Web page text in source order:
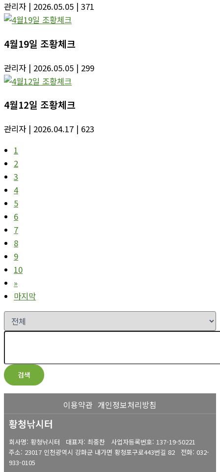
관리자 | 2026.05.05 | 371
4월19일 조황체크
관리자 | 2026.05.05 | 299
4월12일 조황체크
관리자 | 2026.04.17 | 623
1
2
3
4
5
6
7
8
9
10
»
마지막
검색
이용약관 개인정보처리방침
황청낚시터
회사명: 황청낚시터 대표자: 최중찬 사업자등록번호: 137-19-50221
주소: 23017 인천광역시 강화군 내가면 황청포구로443번길 82 전화: 032-
933-0105